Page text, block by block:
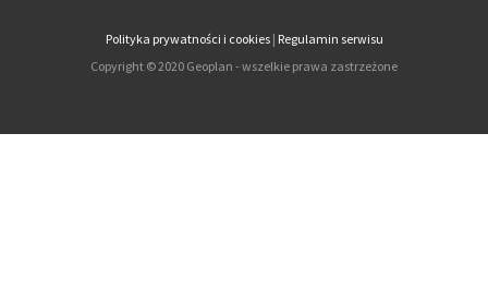
Polityka prywatności i cookies| Regulamin serwisu
Copyright © 2020 Geoplan - wszelkie prawa zastrzeżone